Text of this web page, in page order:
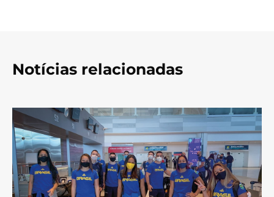
Notícias relacionadas